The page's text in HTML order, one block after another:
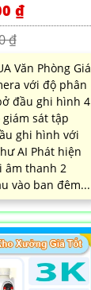
₫
₫
Văn Phòng Giá
với độ phân
đầu ghi hình 4
sát tập
ghi hình với
AI Phát hiện
âm thanh 2
vào ban đêm...